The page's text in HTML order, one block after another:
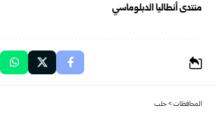
منتدى أنطاليا الدبلوماسي
المحافظات>حلب